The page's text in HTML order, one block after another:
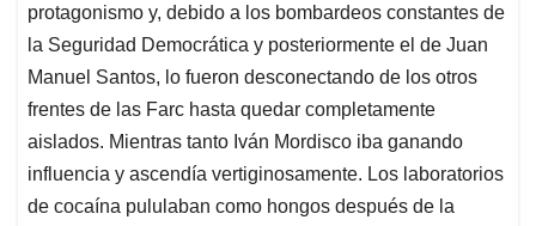
protagonismo y, debido a los bombardeos constantes de
la Seguridad Democrática y posteriormente el de Juan
Manuel Santos, lo fueron desconectando de los otros
frentes de las Farc hasta quedar completamente
aislados. Mientras tanto Iván Mordisco iba ganando
influencia y ascendía vertiginosamente. Los laboratorios
de cocaína pululaban como hongos después de la